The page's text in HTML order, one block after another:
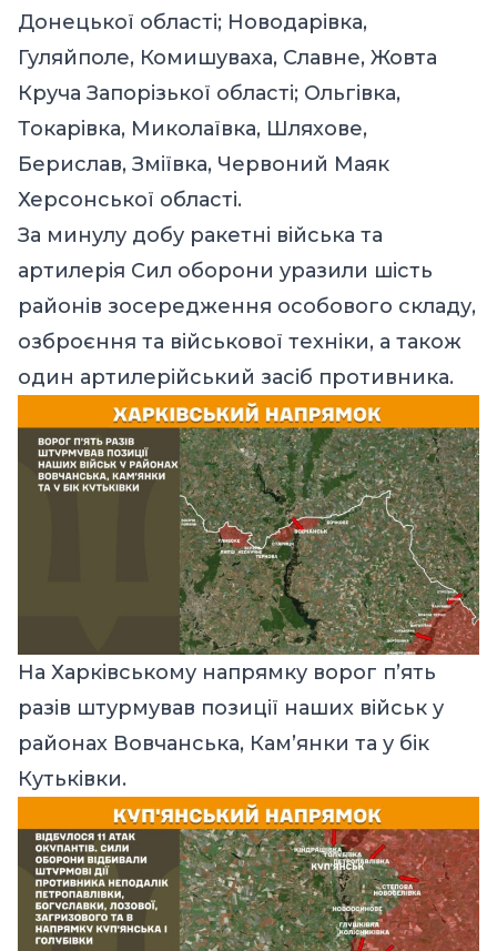
Донецької області; Новодарівка,
Гуляйполе, Комишуваха, Славне, Жовта
Круча Запорізької області; Ольгівка,
Токарівка, Миколаївка, Шляхове,
Берислав, Зміївка, Червоний Маяк
Херсонської області.
За минулу добу ракетні війська та
артилерія Сил оборони уразили шість
районів зосередження особового складу,
озброєння та військової техніки, а також
один артилерійський засіб противника.
На Харківському напрямку ворог п’ять
разів штурмував позиції наших військ у
районах Вовчанська, Кам’янки та у бік
Кутьківки.